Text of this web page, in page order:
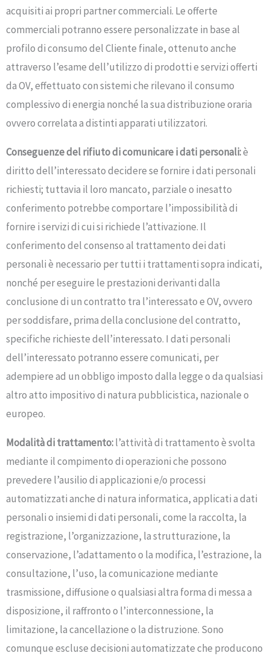
acquisiti ai propri partner commerciali. Le offerte
commerciali potranno essere personalizzate in base al
profilo di consumo del Cliente finale, ottenuto anche
attraverso l’esame dell’utilizzo di prodotti e servizi offerti
da OV, effettuato con sistemi che rilevano il consumo
complessivo di energia nonché la sua distribuzione oraria
ovvero correlata a distinti apparati utilizzatori.
Conseguenze del rifiuto di comunicare i dati personali:è
diritto dell’interessato decidere se fornire i dati personali
richiesti; tuttavia il loro mancato, parziale o inesatto
conferimento potrebbe comportare l’impossibilità di
fornire i servizi di cui si richiede l’attivazione. Il
conferimento del consenso al trattamento dei dati
personali è necessario per tutti i trattamenti sopra indicati,
nonché per eseguire le prestazioni derivanti dalla
conclusione di un contratto tra l’interessato e OV, ovvero
per soddisfare, prima della conclusione del contratto,
specifiche richieste dell’interessato. I dati personali
dell’interessato potranno essere comunicati, per
adempiere ad un obbligo imposto dalla legge o da qualsiasi
altro atto impositivo di natura pubblicistica, nazionale o
europeo.
Modalità di trattamento:l’attività di trattamento è svolta
mediante il compimento di operazioni che possono
prevedere l’ausilio di applicazioni e/o processi
automatizzati anche di natura informatica, applicati a dati
personali o insiemi di dati personali, come la raccolta, la
registrazione, l’organizzazione, la strutturazione, la
conservazione, l’adattamento o la modifica, l’estrazione, la
consultazione, l’uso, la comunicazione mediante
trasmissione, diffusione o qualsiasi altra forma di messa a
disposizione, il raffronto o l’interconnessione, la
limitazione, la cancellazione o la distruzione. Sono
comunque escluse decisioni automatizzate che producono